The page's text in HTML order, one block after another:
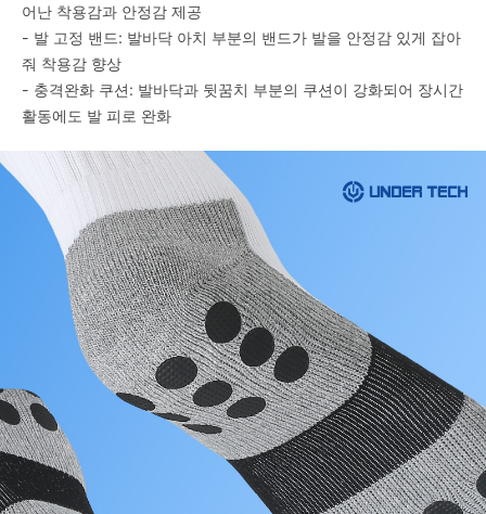
어난 착용감과 안정감 제공
- 발 고정 밴드: 발바닥 아치 부분의 밴드가 발을 안정감 있게 잡아
줘 착용감 향상
- 충격완화 쿠션: 발바닥과 뒷꿈치 부분의 쿠션이 강화되어 장시간
활동에도 발 피로 완화